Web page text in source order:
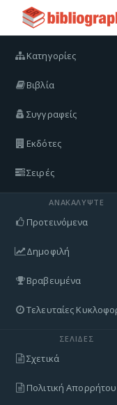
Κατηγορίες
Βιβλία
Συγγραφείς
Εκδότες
Σειρές
ΑΝΑΚΑΛΎΨΤΕ
Προτεινόμενα
Δημοφιλή
Βραβευμένα
Τελευταίες
ΣΕΛΊΔΕΣ
Σχετικά
Πολιτική Απορρήτου